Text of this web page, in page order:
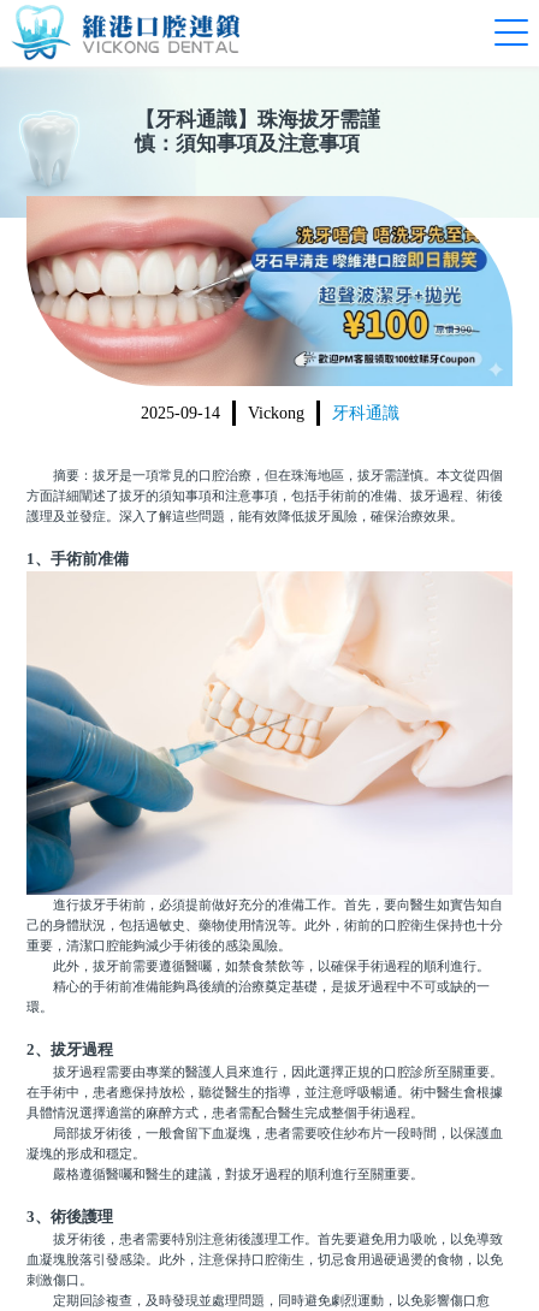
【 牙科通識】 珠海拔牙需謹
慎：須知事項及注意事項
2025-09-14 Vickong 牙科通識
摘要：拔牙是一項常見的口腔治療，但在珠海地區，拔牙需謹慎。本文從四個
方面詳細闡述了拔牙的須知事項和注意事項，包括手術前的准備、拔牙過程、術後
護理及並發症。深入了解這些問題，能有效降低拔牙風險，確保治療效果。
1、手術前准備
進行拔牙手術前，必須提前做好充分的准備工作。首先，要向醫生如實告知自
己的身體狀況，包括過敏史、藥物使用情況等。此外，術前的口腔衛生保持也十分
重要，清潔口腔能夠減少手術後的感染風險。
此外，拔牙前需要遵循醫囑，如禁食禁飲等，以確保手術過程的順利進行。
精心的手術前准備能夠爲後續的治療奠定基礎，是拔牙過程中不可或缺的一
環。
2、拔牙過程
拔牙過程需要由專業的醫護人員來進行，因此選擇正規的口腔診所至關重要。
在手術中，患者應保持放松，聽從醫生的指導，並注意呼吸暢通。術中醫生會根據
具體情況選擇適當的麻醉方式，患者需配合醫生完成整個手術過程。
局部拔牙術後，一般會留下血凝塊，患者需要咬住紗布片一段時間，以保護血
凝塊的形成和穩定。
嚴格遵循醫囑和醫生的建議，對拔牙過程的順利進行至關重要。
3、術後護理
拔牙術後，患者需要特別注意術後護理工作。首先要避免用力吸吮，以免導致
血凝塊脫落引發感染。此外，注意保持口腔衛生，切忌食用過硬過燙的食物，以免
刺激傷口。
定期回診複查，及時發現並處理問題，同時避免劇烈運動，以免影響傷口愈